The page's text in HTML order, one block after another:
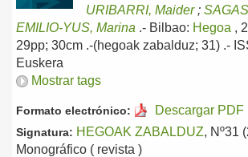
URIBARRI, Maider;
EMILIO-YUS, Marina .- Bilbao: Hegoa ,
29pp; 30cm .-(hegoak zabalduz; 31) .-
Euskera
Mostrar tags
Formato electrónico: Descargar PDF
Signatura: HEGOAK ZABALDUZ, Nº31
Monográfico ( revista )